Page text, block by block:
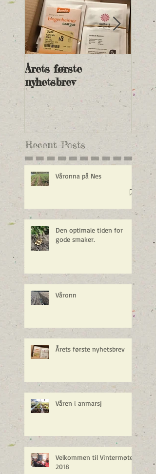
Årets første
nyhetsbrev
Recent Posts
Våronna på Nes
Den optimale tiden for
gode smaker.
Våronn
Årets første nyhetsbrev
Våren i anmarsj
Velkommen til Vintermøte
2018